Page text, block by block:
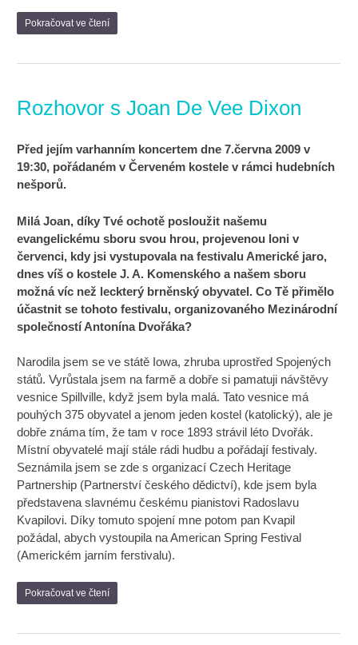
Pokračovat ve čtení
Rozhovor s Joan De Vee Dixon
Před jejím varhanním koncertem dne 7.června 2009 v
19:30, pořádaném v Červeném kostele v rámci hudebních
nešporů.
Milá Joan, díky Tvé ochotě posloužit našemu
evangelickému sboru svou hrou, projevenou loni v
červenci, kdy jsi vystupovala na festivalu Americké jaro,
dnes víš o kostele J. A. Komenského a našem sboru
možná víc než leckterý brněnský obyvatel. Co Tě přimělo
účastnit se tohoto festivalu, organizovaného Mezinárodní
společností Antonína Dvořáka?
Narodila jsem se ve státě Iowa, zhruba uprostřed Spojených
států. Vyrůstala jsem na farmě a dobře si pamatuji návštěvy
vesnice Spillville, když jsem byla malá. Tato vesnice má
pouhých 375 obyvatel a jenom jeden kostel (katolický), ale je
dobře známa tím, že tam v roce 1893 strávil léto Dvořák.
Místní obyvatelé mají stále rádi hudbu a pořádají festivaly.
Seznámila jsem se zde s organizací Czech Heritage
Partnership (Partnerství českého dědictví), kde jsem byla
představena slavnému českému pianistovi Radoslavu
Kvapilovi. Díky tomuto spojení mne potom pan Kvapil
požádal, abych vystoupila na American Spring Festival
(Americkém jarním ferstivalu).
Pokračovat ve čtení